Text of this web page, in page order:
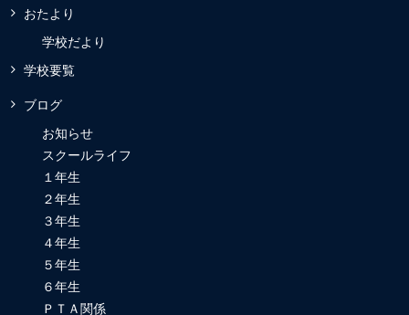
おたより
学校だより
学校要覧
ブログ
お知らせ
スクールライフ
１年生
２年生
３年生
４年生
５年生
６年生
ＰＴＡ関係